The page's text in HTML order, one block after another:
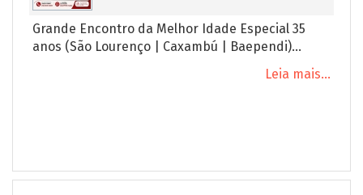
Grande Encontro da Melhor Idade Especial 35
anos (São Lourenço | Caxambú | Baependi)...
Leia mais...